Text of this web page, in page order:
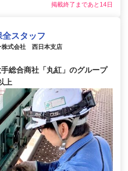
掲載終了まであと14日
スタッフ
株式会社 西日本支店
手総合商社「丸紅」のグループ
上